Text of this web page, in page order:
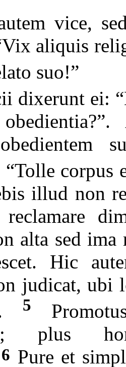
vice,
aliquis
suo!”
dixerunt ei:
“Tolle corpus
illud non
alta sed
Hic
judicat, ubi
5
plus
6 Pure et